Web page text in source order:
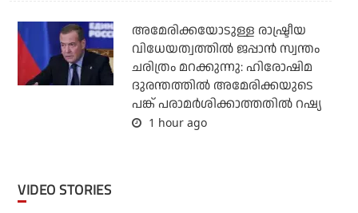
അമേരിക്കയോടുള്ള രാഷ്ട്രീയ
വിധേയത്വത്തില്‍ ജപ്പാന്‍ സ്വന്തം
ചരിത്രം മറക്കുന്നു: ഹിരോഷിമ
ദുരന്തത്തില്‍ അമേരിക്കയുടെ
പങ്ക് പരാമര്‍ശിക്കാത്തതില്‍ റഷ്യ
1 hour ago
VIDEO STORIES